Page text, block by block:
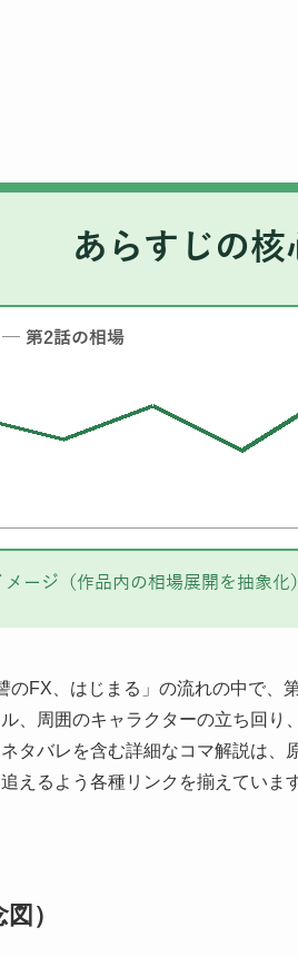
のFX、はじまる」の流れの中で、
、周囲のキャラクターの立ち回
タバレを含む詳細なコマ解説は、
えるよう各種リンクを揃えています
）